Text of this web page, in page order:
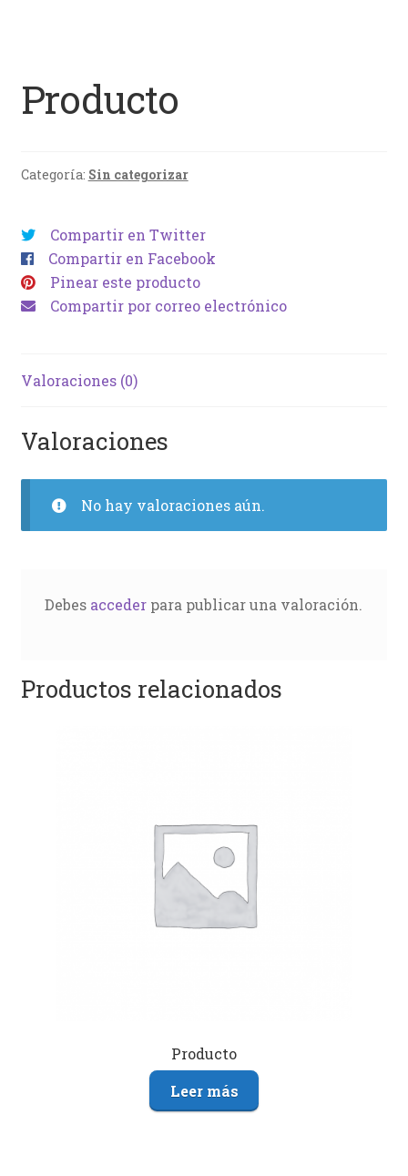
Producto
Categoría: Sin categorizar
Compartir en Twitter
Compartir en Facebook
Pinear este producto
Compartir por correo electrónico
Valoraciones (0)
Valoraciones
No hay valoraciones aún.
Debes accederpara publicar una valoración.
Productos relacionados
Producto
Leer más